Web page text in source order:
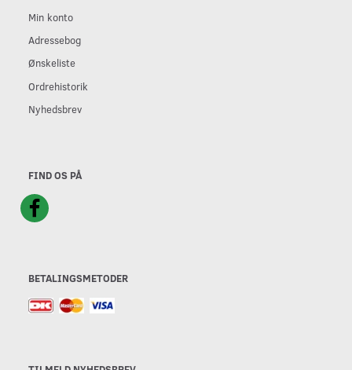
Min konto
Adressebog
Ønskeliste
Ordrehistorik
Nyhedsbrev
FIND OS PÅ
BETALINGSMETODER